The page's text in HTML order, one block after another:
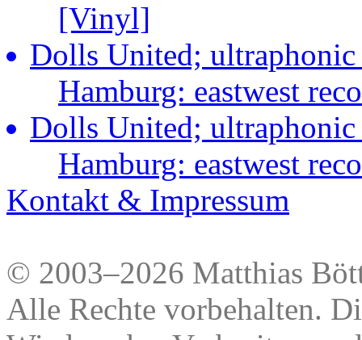
[Vinyl]
Dolls United;
Hamburg: eastwest
Dolls United;
Hamburg: eastwest
Kontakt & Impressum
© 2003–2026 Matthias
Alle Rechte vorbehalten.